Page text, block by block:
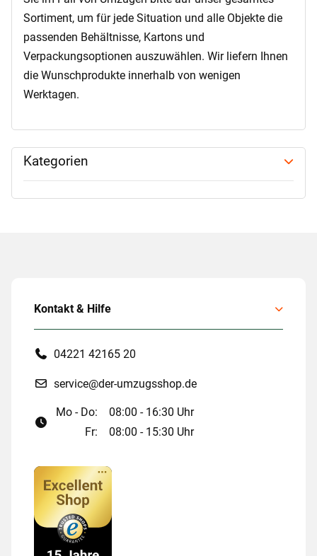
Sortiment, um für jede Situation und alle Objekte die
passenden Behältnisse, Kartons und
Verpackungsoptionen auszuwählen. Wir liefern Ihnen
die Wunschprodukte innerhalb von wenigen
Werktagen.
Kategorien
Kontakt & Hilfe
04221 42165 20
service@der-umzugsshop.de
Mo - Do:
08:00 - 16:30 Uhr
Fr:
08:00 - 15:30 Uhr